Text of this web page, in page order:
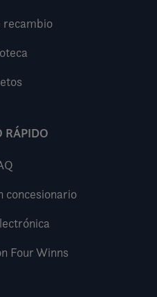
recambio
RÁPIDO
concesionario
Four Winns